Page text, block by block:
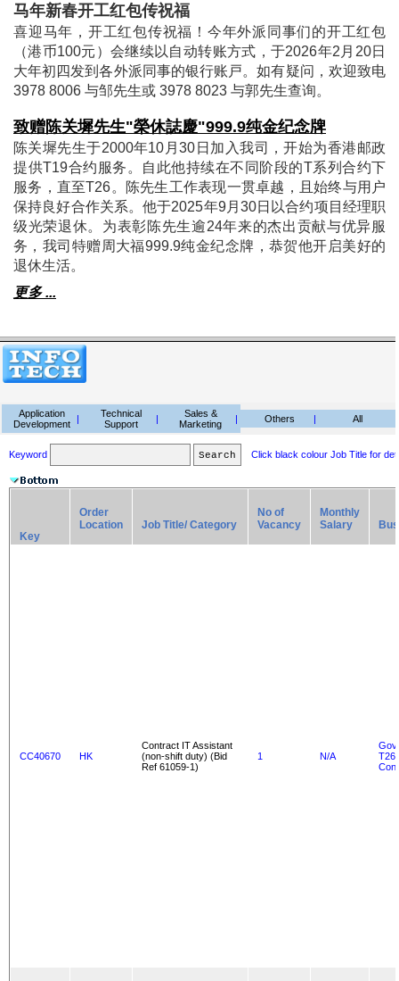
马年新春开工红包传祝福
喜迎马年，开工红包传祝福！今年外派同事们的开工红包
（港币100元）会继续以自动转账方式，于2026年2月20日
大年初四发到各外派同事的银行账戸。如有疑问，欢迎致电
3978 8006 与邹先生或 3978 8023 与郭先生查询。
致赠陈关墀先生"榮休誌慶"999.9纯金纪念牌
陈关墀先生于2000年10月30日加入我司，开始为香港邮政
提供T19合约服务。自此他持续在不同阶段的T系列合约下
服务，直至T26。陈先生工作表现一贯卓越，且始终与用户
保持良好合作关系。他于2025年9月30日以合约项目经理职
级光荣退休。为表彰陈先生逾24年来的杰出贡献与优异服
务，我司特赠周大福999.9纯金纪念牌，恭贺他开启美好的
退休生活。
更多 ...